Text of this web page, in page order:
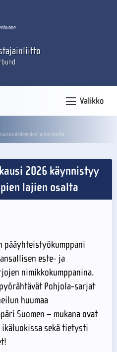
Valikko
molempien lajien osalta
2026 käynnistyy
lajien osalta
pääyhteistyökumppani
este- ja
nimikkokumppanina.
Pohjola-sarjat
huumaa
Suomen – mukana ovat
sekä tietysti